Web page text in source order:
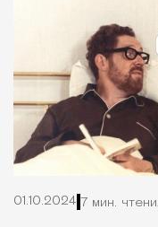
01.10.2024 7 мин.